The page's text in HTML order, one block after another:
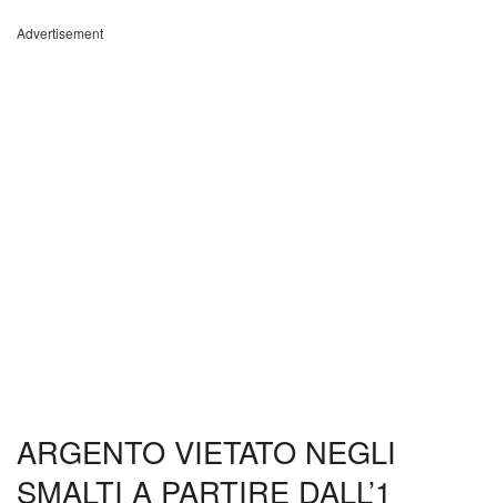
Advertisement
ARGENTO VIETATO NEGLI
SMALTI A PARTIRE DALL’1